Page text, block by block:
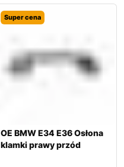
Super cena
OE BMW E34 E36 Osłona
klamki prawy przód